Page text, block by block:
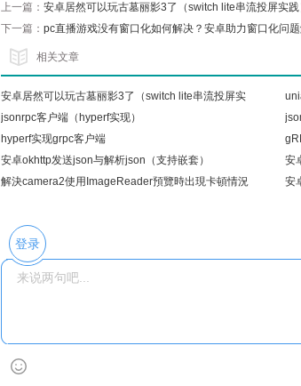
上一篇： 安卓居然可以玩古墓丽影3了（switch lite串流投屏实践
下一篇： pc直播游戏没有窗口化如何解决？安卓助力窗口化问
相关文章
安卓居然可以玩古墓丽影3了（switch lite串流投屏实
践）
jsonrpc客户端（hyperf实现）
hyperf实现grpc客户端
安卓okhttp发送json与解析json（支持嵌套）
安
解決camera2使用ImageReader預覽時出現卡頓情況
安
登录